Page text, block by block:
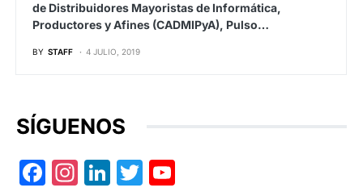
de Distribuidores Mayoristas de Informática,
Productores y Afines (CADMIPyA), Pulso…
BY STAFF 4 JULIO, 2019
SÍGUENOS
Facebook
Instagram
LinkedIn
Twitter